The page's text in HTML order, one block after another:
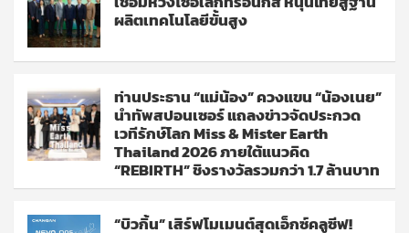
ผลิตเทคโนโลยีขั้นสูง
ท่านประธาน “แม่น้อง” ควงแขน “น้องเนย”
นำทัพสปอนเซอร์ แถลงข่าวจัดประกวด
เวทีรักษ์โลก Miss & Mister Earth
Thailand 2026 ภายใต้แนวคิด
“REBIRTH” ชิงรางวัลรวมกว่า 1.7 ล้านบาท
“บิวกิ้น” เสิร์ฟโมเมนต์สุดเอ็กซ์คลูซีฟ!